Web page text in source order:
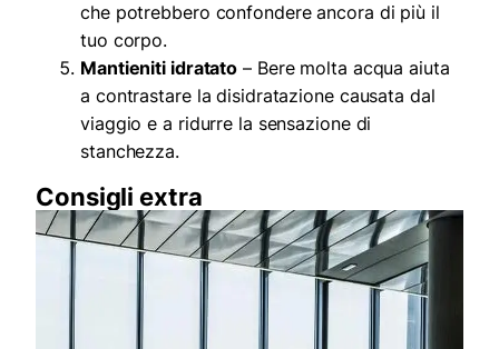
che potrebbero confondere ancora di più il
tuo corpo.
Mantieniti idratato – Bere molta acqua aiuta
a contrastare la disidratazione causata dal
viaggio e a ridurre la sensazione di
stanchezza.
Consigli extra